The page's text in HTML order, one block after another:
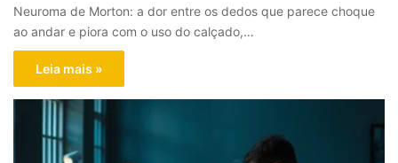
Neuroma de Morton: a dor entre os dedos que parece choque
ao andar e piora com o uso do calçado,…
Leia mais »